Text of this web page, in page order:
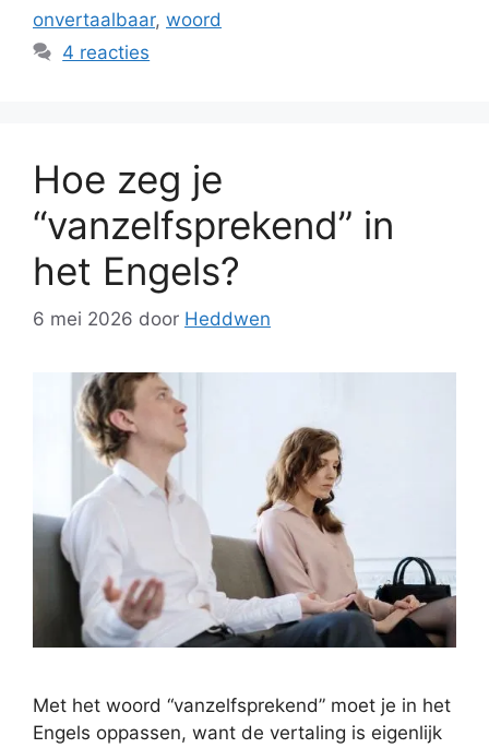
onvertaalbaar, woord
4 reacties
Hoe zeg je
“vanzelfsprekend” in
het Engels?
6 mei 2026 door Heddwen
Met het woord “vanzelfsprekend” moet je in het
Engels oppassen, want de vertaling is eigenlijk